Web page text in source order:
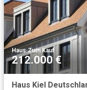
Haus·Zum Kauf
212.000 €
Haus Kiel